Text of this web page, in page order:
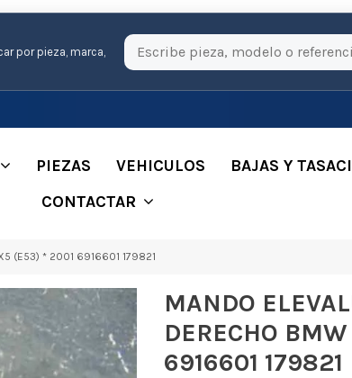
por pieza, marca,
PIEZAS VEHICULOS
BAJAS Y
CONTACTAR
X5 (E53) * 2001 6916601 179821
MANDO
DERECHO
6916601 179821